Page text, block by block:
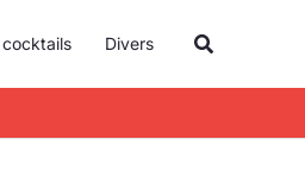
Divers